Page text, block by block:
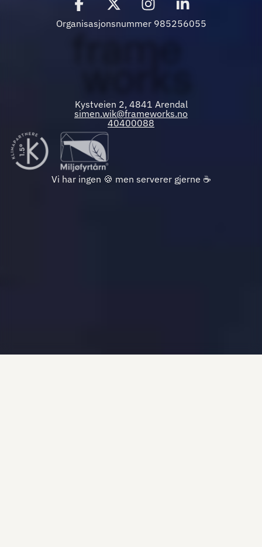
Organisasjonsnummer 985256055
Kystveien 2, 4841 Arendal
simen.wik@frameworks.no
40400088
Vi har ingen 🍪 men serverer gjerne ☕